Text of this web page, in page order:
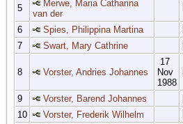
5
Merwe, Maria Catharina
van der
6 Spies, Philippina Martina
7
Swart, Mary Cathrine
8 Vorster, Andries Johannes
17
Nov
1988
9 Vorster, Barend Johannes
10
Vorster, Frederik Wilhelm